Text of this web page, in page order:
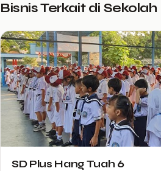
Bisnis Terkait di
SD Plus Hang Tuah 6